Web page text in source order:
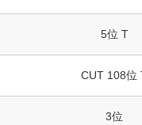
5位 T
CUT 108位
3位